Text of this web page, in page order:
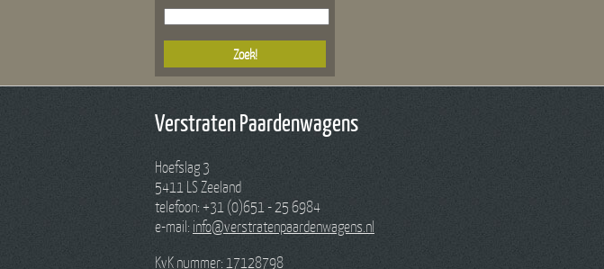
Verstraten Paardenwagens
Hoefslag 3
5411 LS Zeeland
telefoon: +31 (0)651 - 25 6984
e-mail: info@verstratenpaardenwagens.nl
KvK nummer: 17128798